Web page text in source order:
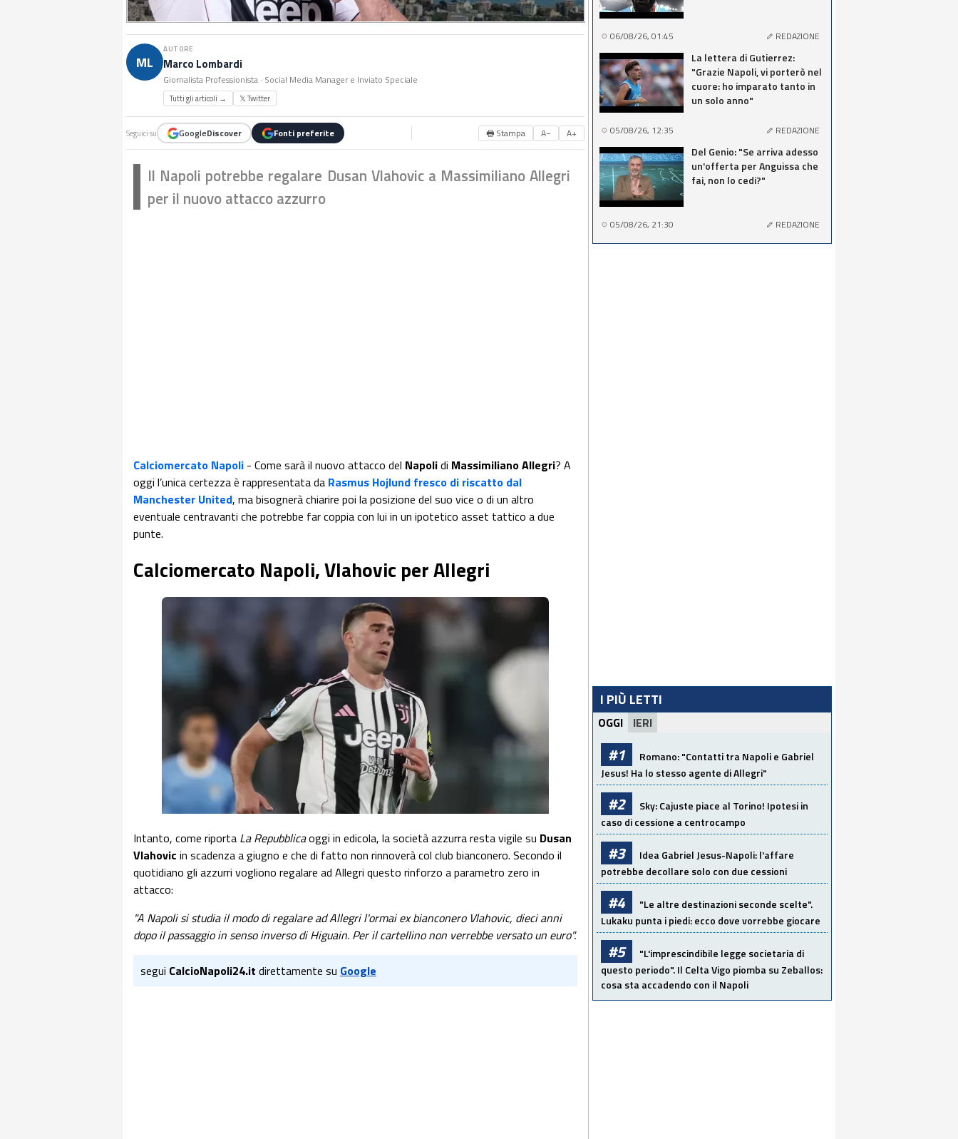
ML
AUTORE
Marco Lombardi
Giornalista Professionista · Social Media Manager e Inviato Speciale
Tutti gli articoli → 𝕏 Twitter
Seguici su GoogleDiscover Fonti preferite 🖶 Stampa A− A+
Il Napoli potrebbe regalare Dusan Vlahovic a Massimiliano Allegri
per il nuovo attacco azzurro
Calciomercato Napoli - Come sarà il nuovo attacco del Napolidi Massimiliano Allegri? A
oggi l’unica certezza è rappresentata da Rasmus Hojlund fresco di riscatto dal
Manchester United, ma bisognerà chiarire poi la posizione del suo vice o di un altro
eventuale centravanti che potrebbe far coppia con lui in un ipotetico asset tattico a due
punte.
Calciomercato Napoli, Vlahovic per Allegri
Intanto, come riporta La Repubblicaoggi in edicola, la società azzurra resta vigile su Dusan
Vlahovic in scadenza a giugno e che di fatto non rinnoverà col club bianconero. Secondo il
quotidiano gli azzurri vogliono regalare ad Allegri questo rinforzo a parametro zero in
attacco:
"A Napoli si studia il modo di regalare ad Allegri l'ormai ex bianconero Vlahovic, dieci anni
dopo il passaggio in senso inverso di Higuain. Per il cartellino non verrebbe versato un euro".
segui CalcioNapoli24.it direttamente su Google
06/08/26, 01:45 REDAZIONE
La lettera di Gutierrez:
"Grazie Napoli, vi porterò nel
cuore: ho imparato tanto in
un solo anno"
05/08/26, 12:35 REDAZIONE
Del Genio: "Se arriva adesso
un'offerta per Anguissa che
fai, non lo cedi?"
05/08/26, 21:30 REDAZIONE
I PIÙ LETTI
OGGI IERI
#1
Romano: "Contatti tra Napoli e Gabriel
Jesus! Ha lo stesso agente di Allegri"
#2
Sky: Cajuste piace al Torino! Ipotesi in
caso di cessione a centrocampo
#3
Idea Gabriel Jesus-Napoli: l'affare
potrebbe decollare solo con due cessioni
#4
"Le altre destinazioni seconde scelte".
Lukaku punta i piedi: ecco dove vorrebbe giocare
#5
"L'imprescindibile legge societaria di
questo periodo". Il Celta Vigo piomba su Zeballos:
cosa sta accadendo con il Napoli